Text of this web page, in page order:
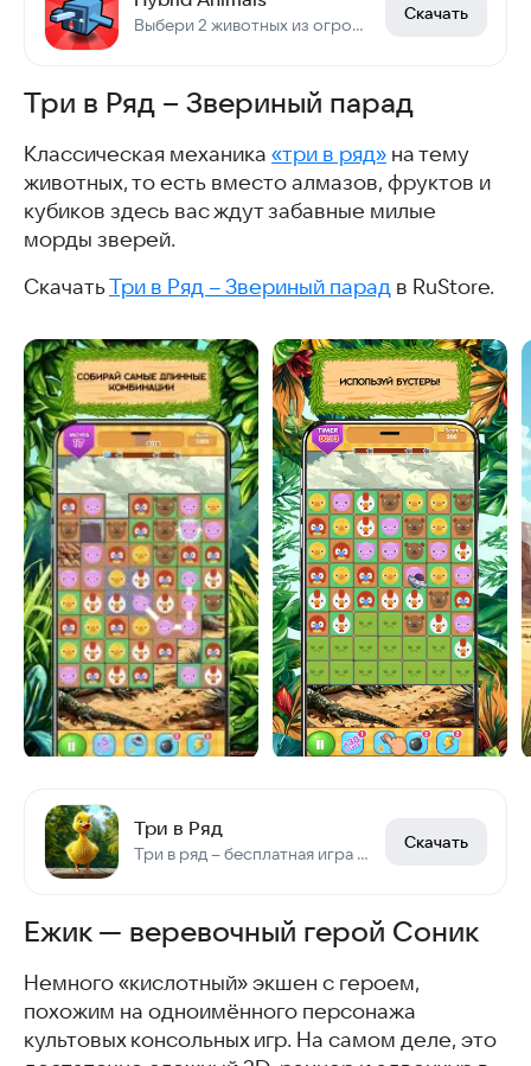
Выбери 2 животных из огромного списка
Скачать
Три в Ряд – Звериный парад
Классическая механика «три в ряд» на тему
животных, то есть вместо алмазов, фруктов и
кубиков здесь вас ждут забавные милые
морды зверей.
СкачатьТри в Ряд – Звериный парад в RuStore.
Три в Ряд
Три в ряд – бесплатная игра головоломка на логику для детей и взрослых
Скачать
Ежик — веревочный герой Соник
Немного «кислотный» экшен с героем,
похожим на одноимённого персонажа
культовых консольных игр. На самом деле, это